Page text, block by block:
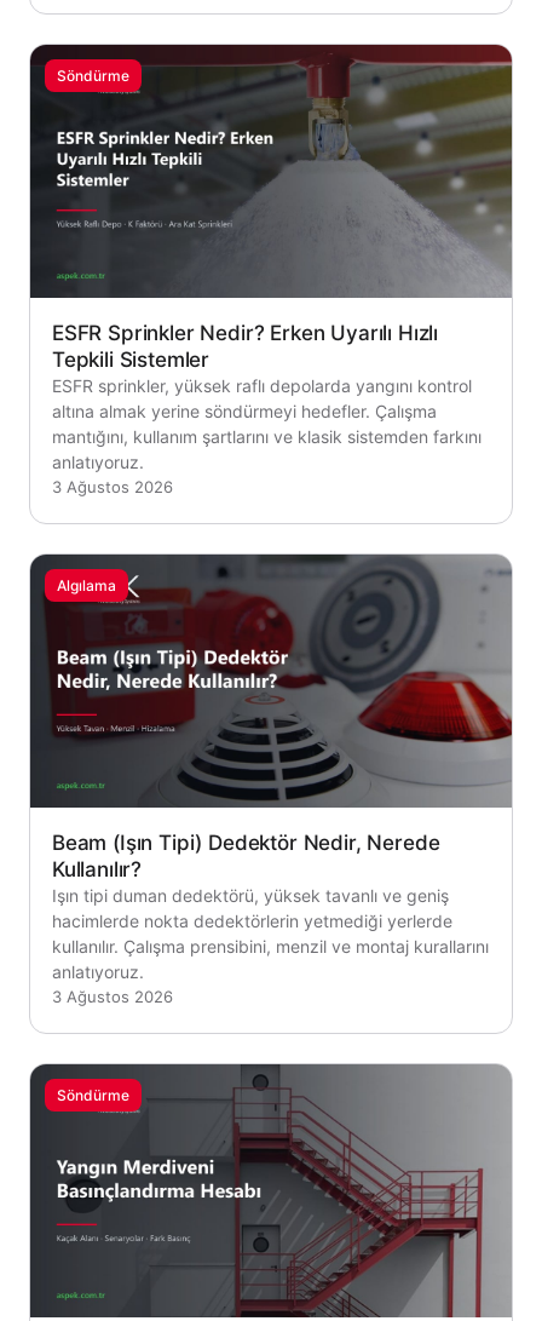
Söndürme
ESFR Sprinkler Nedir? Erken Uyarılı Hızlı
Tepkili Sistemler
ESFR sprinkler, yüksek raflı depolarda yangını kontrol
altına almak yerine söndürmeyi hedefler. Çalışma
mantığını, kullanım şartlarını ve klasik sistemden farkını
anlatıyoruz.
3 Ağustos 2026
Algılama
Beam (Işın Tipi) Dedektör Nedir, Nerede
Kullanılır?
Işın tipi duman dedektörü, yüksek tavanlı ve geniş
hacimlerde nokta dedektörlerin yetmediği yerlerde
kullanılır. Çalışma prensibini, menzil ve montaj kurallarını
anlatıyoruz.
3 Ağustos 2026
Söndürme